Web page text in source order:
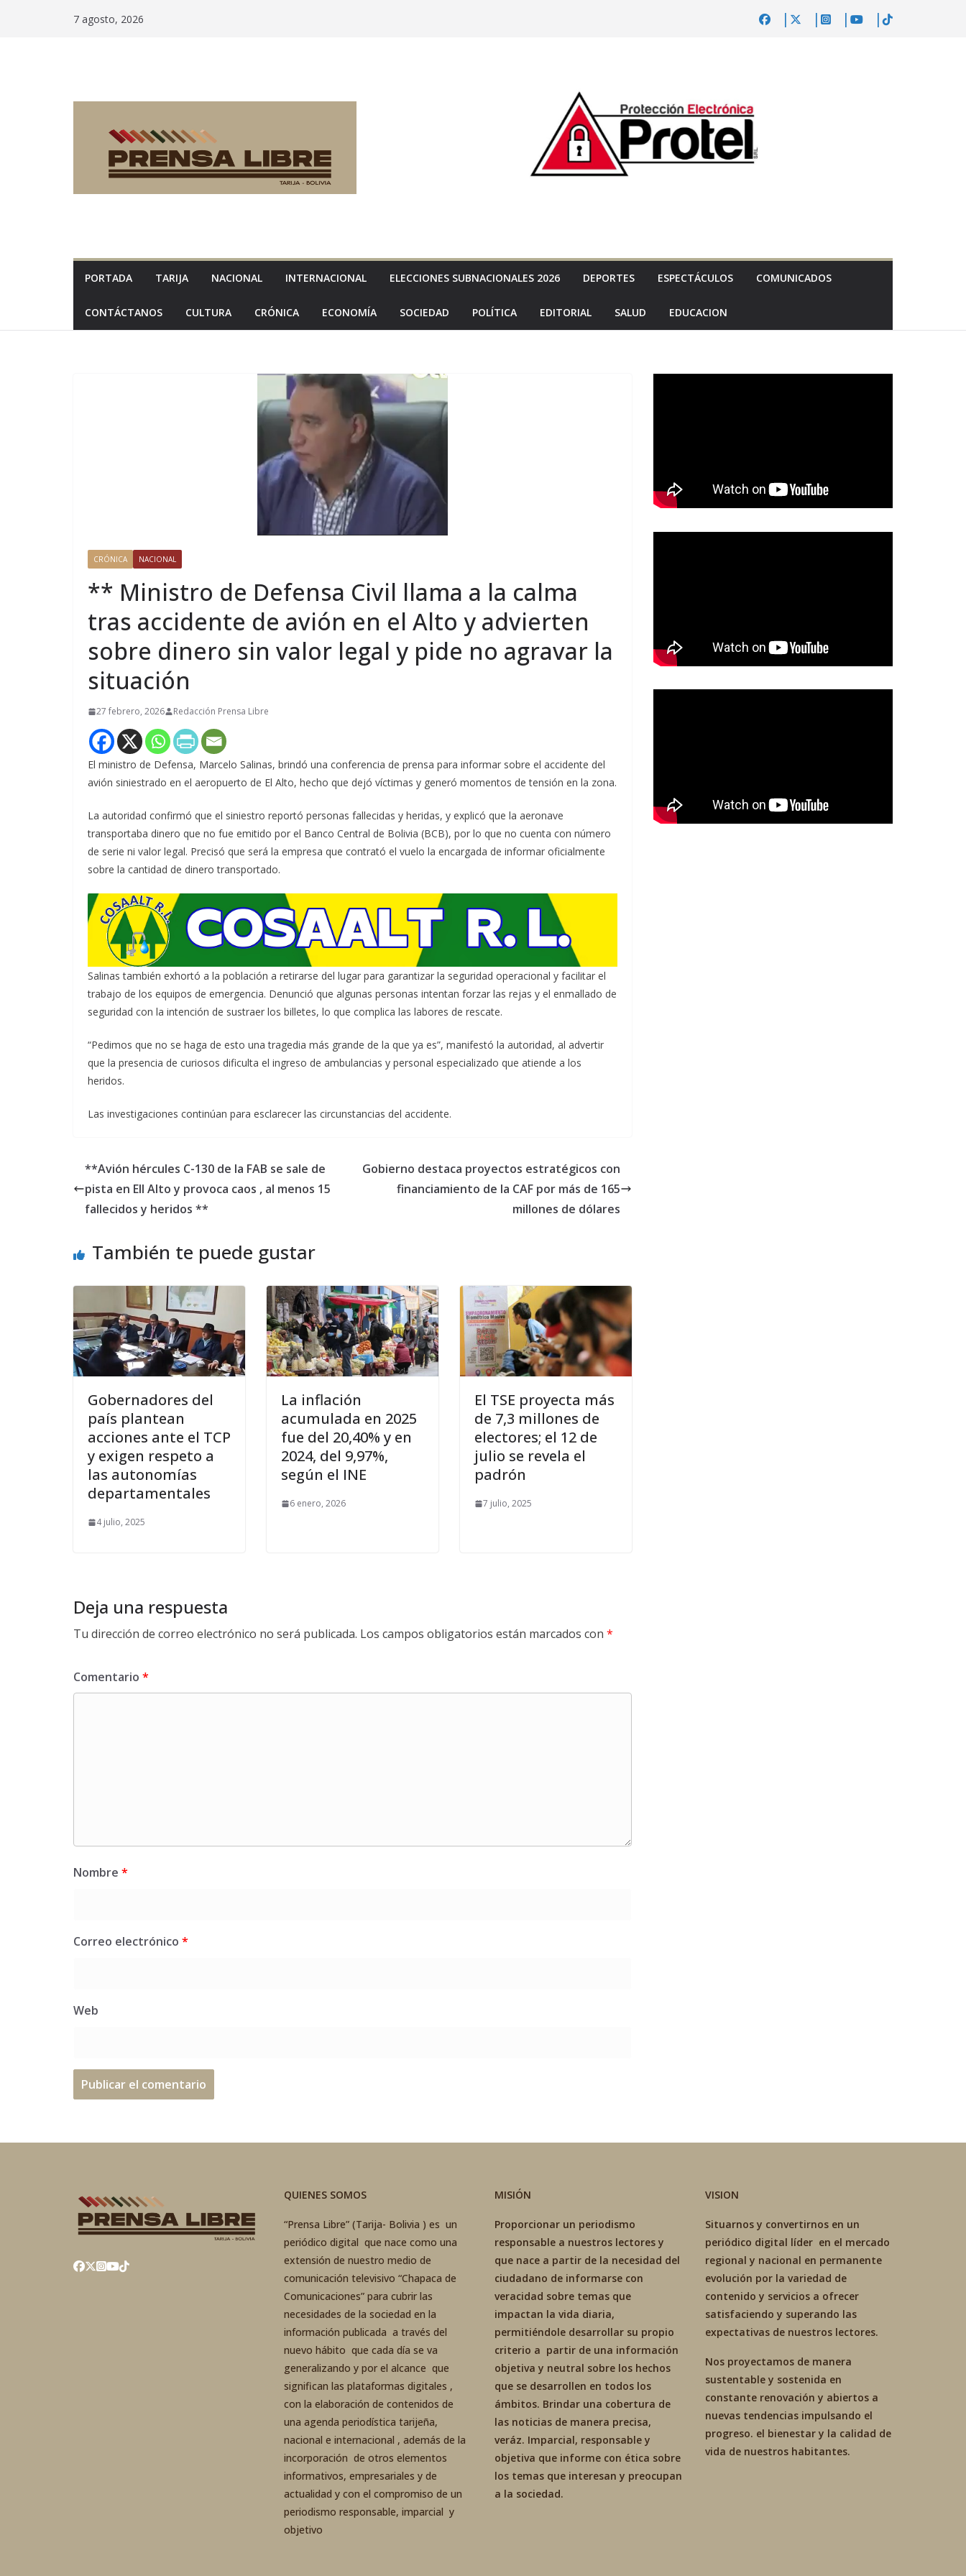
7 agosto, 2026
PORTADA TARIJA NACIONAL INTERNACIONAL ELECCIONES SUBNACIONALES 2026 DEPORTES ESPECTÁCULOS COMUNICADOS
CONTÁCTANOS CULTURA CRÓNICA ECONOMÍA SOCIEDAD POLÍTICA EDITORIAL SALUD EDUCACION
CRÓNICA NACIONAL
** Ministro de Defensa Civil llama a la calma
tras accidente de avión en el Alto y advierten
sobre dinero sin valor legal y pide no agravar la
situación
27 febrero, 2026 Redacción Prensa Libre
El ministro de Defensa, Marcelo Salinas, brindó una conferencia de prensa para informar sobre el accidente del
avión siniestrado en el aeropuerto de El Alto, hecho que dejó víctimas y generó momentos de tensión en la zona.
La autoridad confirmó que el siniestro reportó personas fallecidas y heridas, y explicó que la aeronave
transportaba dinero que no fue emitido por el Banco Central de Bolivia (BCB), por lo que no cuenta con número
de serie ni valor legal. Precisó que será la empresa que contrató el vuelo la encargada de informar oficialmente
sobre la cantidad de dinero transportado.
Salinas también exhortó a la población a retirarse del lugar para garantizar la seguridad operacional y facilitar el
trabajo de los equipos de emergencia. Denunció que algunas personas intentan forzar las rejas y el enmallado de
seguridad con la intención de sustraer los billetes, lo que complica las labores de rescate.
“Pedimos que no se haga de esto una tragedia más grande de la que ya es”, manifestó la autoridad, al advertir
que la presencia de curiosos dificulta el ingreso de ambulancias y personal especializado que atiende a los
heridos.
Las investigaciones continúan para esclarecer las circunstancias del accidente.
**Avión hércules C-130 de la FAB se sale de
pista en Ell Alto y provoca caos , al menos 15
fallecidos y heridos **
Gobierno destaca proyectos estratégicos con
financiamiento de la CAF por más de 165
millones de dólares
También te puede gustar
Gobernadores del
país plantean
acciones ante el TCP
y exigen respeto a
las autonomías
departamentales
4 julio, 2025
La inflación
acumulada en 2025
fue del 20,40% y en
2024, del 9,97%,
según el INE
6 enero, 2026
El TSE proyecta más
de 7,3 millones de
electores; el 12 de
julio se revela el
padrón
7 julio, 2025
Deja una respuesta
Tu dirección de correo electrónico no será publicada. Los campos obligatorios están marcados con *
Comentario *
Nombre *
Correo electrónico *
Web
QUIENES SOMOS
“Prensa Libre” (Tarija- Bolivia ) es un
periódico digital que nace como una
extensión de nuestro medio de
comunicación televisivo “Chapaca de
Comunicaciones” para cubrir las
necesidades de la sociedad en la
información publicada a través del
nuevo hábito que cada día se va
generalizando y por el alcance que
significan las plataformas digitales ,
con la elaboración de contenidos de
una agenda periodística tarijeña,
nacional e internacional , además de la
incorporación de otros elementos
informativos, empresariales y de
actualidad y con el compromiso de un
periodismo responsable, imparcial y
objetivo
MISIÓN
Proporcionar un periodismo
responsable a nuestros lectores y
que nace a partir de la necesidad del
ciudadano de informarse con
veracidad sobre temas que
impactan la vida diaria,
permitiéndole desarrollar su propio
criterio a partir de una información
objetiva y neutral sobre los hechos
que se desarrollen en todos los
ámbitos. Brindar una cobertura de
las noticias de manera precisa,
veráz. Imparcial, responsable y
objetiva que informe con ética sobre
los temas que interesan y preocupan
a la sociedad.
VISION
Situarnos y convertirnos en un
periódico digital líder en el mercado
regional y nacional en permanente
evolución por la variedad de
contenido y servicios a ofrecer
satisfaciendo y superando las
expectativas de nuestros lectores.
Nos proyectamos de manera
sustentable y sostenida en
constante renovación y abiertos a
nuevas tendencias impulsando el
progreso. el bienestar y la calidad de
vida de nuestros habitantes.